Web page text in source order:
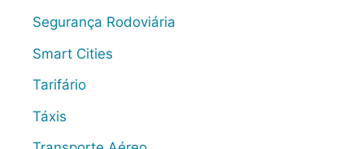
Segurança Rodoviária
Smart Cities
Tarifário
Táxis